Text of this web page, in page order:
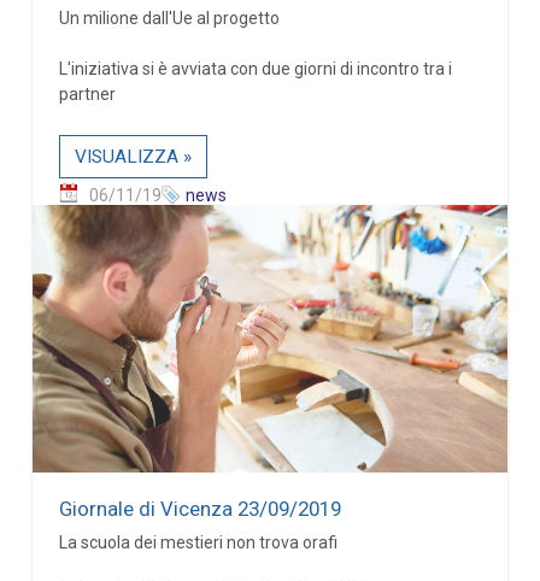
Un milione dall'Ue al progetto
L'iniziativa si è avviata con due giorni di incontro tra i
partner
VISUALIZZA »
06/11/19 news
Giornale di Vicenza 23/09/2019
La scuola dei mestieri non trova orafi